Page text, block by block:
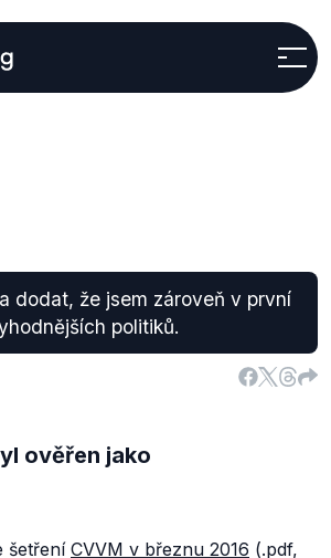
dodat, že jsem zároveň v první
politiků.
ověřen jako
šetření CVVM v březnu 2016 (.pdf,